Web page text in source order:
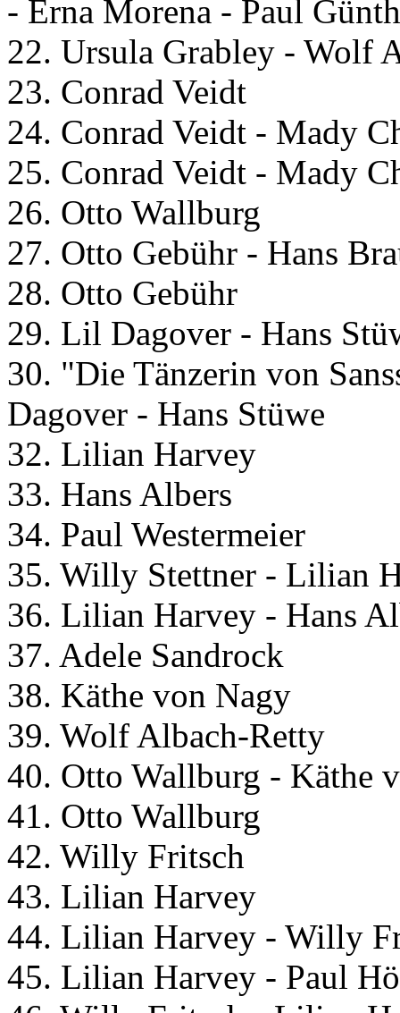
- Erna Morena - Paul
22. Ursula Grabley - Wolf
23. Conrad Veidt
24. Conrad Veidt - Mady
25. Conrad Veidt - Mady
26. Otto Wallburg
27. Otto Gebühr - Hans
28. Otto Gebühr
29. Lil Dagover - Hans
30. "Die Tänzerin von
Dagover - Hans Stüwe
32. Lilian Harvey
33. Hans Albers
34. Paul Westermeier
35. Willy Stettner - Lilian
36. Lilian Harvey - Hans
37. Adele Sandrock
38. Käthe von Nagy
39. Wolf Albach-Retty
40. Otto Wallburg - Käthe
41. Otto Wallburg
42. Willy Fritsch
43. Lilian Harvey
44. Lilian Harvey - Willy
45. Lilian Harvey - Paul